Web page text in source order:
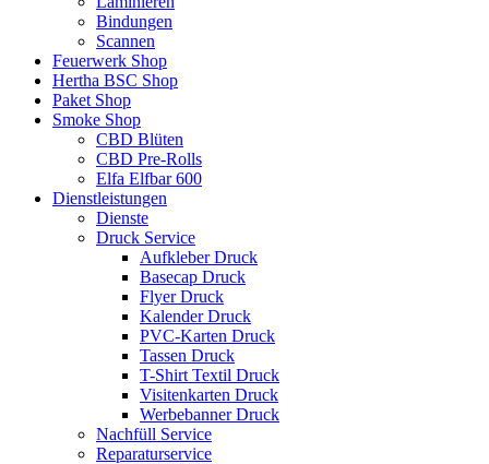
Bindungen
Scannen
Feuerwerk Shop
Hertha BSC Shop
Paket Shop
Smoke Shop
CBD Blüten
CBD Pre-Rolls
Elfa Elfbar 600
Dienstleistungen
Dienste
Druck Service
Aufkleber Druck
Basecap Druck
Flyer Druck
Kalender Druck
PVC-Karten Druck
Tassen Druck
T-Shirt Textil Druck
Visitenkarten Druck
Werbebanner Druck
Nachfüll Service
Reparaturservice